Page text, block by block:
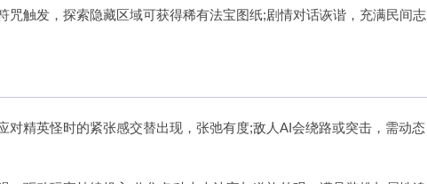
触发，探索隐藏区域可获得稀有法宝图纸;剧情对话诙谐，充满民间志
精英怪时的紧张感交替出现，张弛有度;敌人AI会绕路或突击，需动态